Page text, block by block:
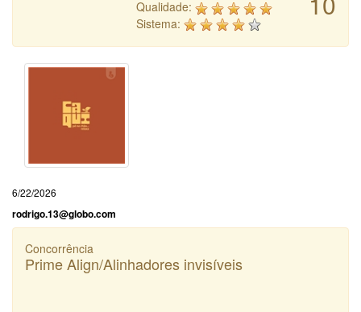
Qualidade:
Sistema:
6/22/2026
rodrigo.13@globo.com
Concorrência
Prime Align/Alinhadores invisíveis